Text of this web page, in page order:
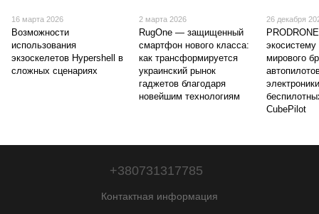
16 марта 2026
Возможности
использования
экзоскелетов Hypershell в
сложных сценариях
2 марта 2026
RugOne — защищенный
смартфон нового класса:
как трансформируется
украинский рынок
гаджетов благодаря
новейшим технологиям
26 декабря
экосистему
мирового
CubePilot
+380731317785
Контактная информация